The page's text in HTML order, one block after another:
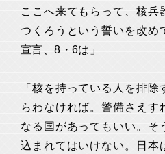
ここへ来てもらって、核兵
つくろうという誓いを改め
宣言、8・6は」
「核を持っている人を排
らわなければ。警備さえす
なる国があってもいい。そ
込まれてはいけない。日本